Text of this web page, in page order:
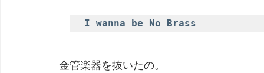
I wanna be No Brass
金管楽器を抜いたの。